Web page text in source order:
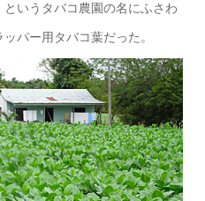
いうタバコ農園の名にふさわ
パー用タバコ葉だった。